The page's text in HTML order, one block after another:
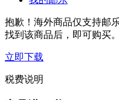
抱歉！海外商品仅支持邮
找到该商品后，即可购买。
立即下载
税费说明